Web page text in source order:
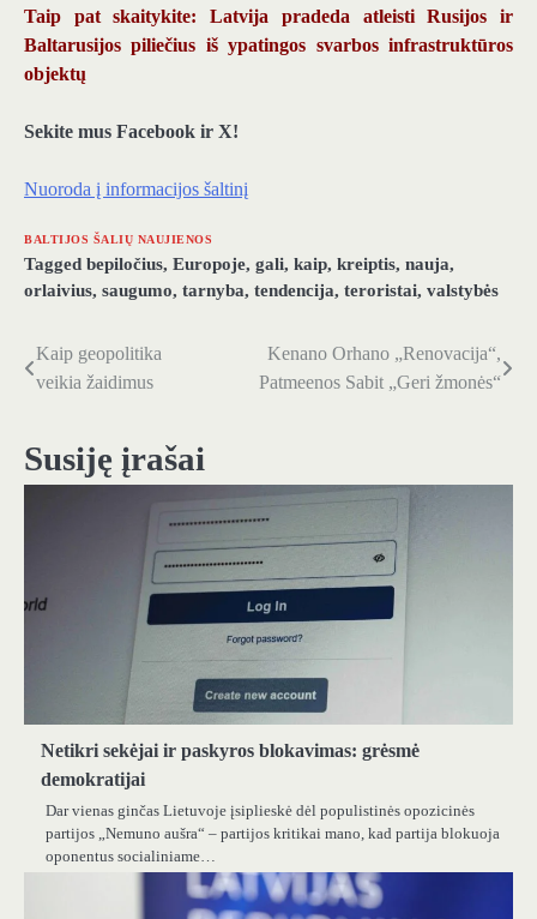
Taip pat skaitykite: Latvija pradeda atleisti Rusijos ir
Baltarusijos piliečius iš ypatingos svarbos infrastruktūros
objektų
Sekite mus Facebook ir X!
Nuoroda į informacijos šaltinį
BALTIJOS ŠALIŲ NAUJIENOS
Tagged bepiločius, Europoje, gali, kaip, kreiptis, nauja,
orlaivius, saugumo, tarnyba, tendencija, teroristai, valstybės
Navigacija
įrašų
Kaip geopolitika
veikia žaidimus
Kenano Orhano „Renovacija“,
Patmeenos Sabit „Geri žmonės“
Susiję įrašai
Netikri sekėjai ir paskyros blokavimas: grėsmė
demokratijai
Dar vienas ginčas Lietuvoje įsiplieskė dėl populistinės opozicinės
partijos „Nemuno aušra“ – partijos kritikai mano, kad partija blokuoja
oponentus socialiniame…